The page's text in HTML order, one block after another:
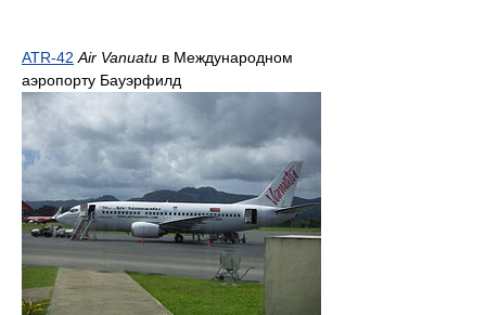
ATR-42 Air Vanuatu в Международном
аэропорту Бауэрфилд